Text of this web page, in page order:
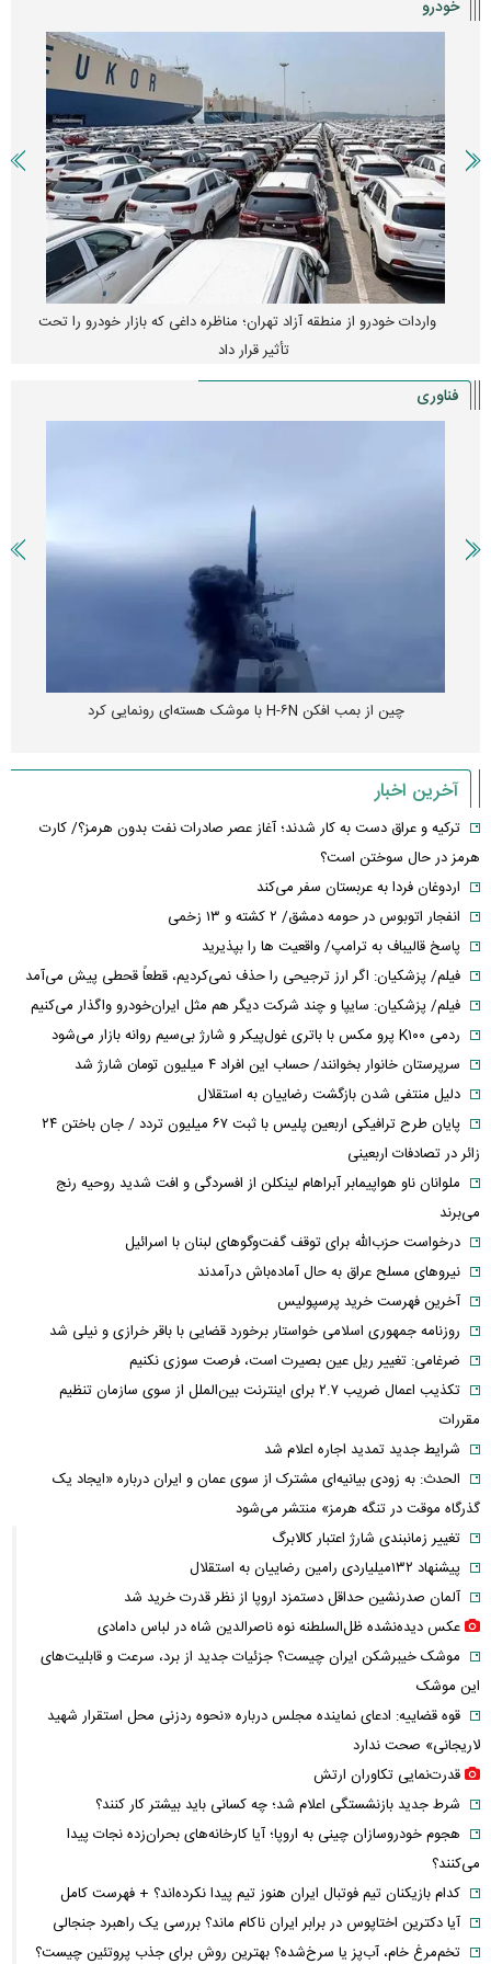
خودرو
واردات خودرو از منطقه آزاد تهران؛ مناظره داغی که بازار خودرو را تحت
تأثیر قرار داد
فناوری
چین از بمب افکن H-۶N با موشک هسته‌ای رونمایی کرد
آخرین اخبار
ترکیه و عراق دست به کار شدند؛ آغاز عصر صادرات نفت بدون هرمز؟/ کارت
هرمز در حال سوختن است؟
اردوغان فردا به عربستان سفر می‌کند
انفجار اتوبوس در حومه دمشق/ ۲ کشته و ۱۳ زخمی
پاسخ قالیباف به ترامپ/ واقعیت ها را بپذیرید
فیلم/ پزشکیان: اگر ارز ترجیحی را حذف نمی‌کردیم، قطعاً قحطی پیش می‌آمد
فیلم/ پزشکیان: سایپا و چند شرکت دیگر هم مثل ایران‌خودرو واگذار می‌کنیم
ردمی K۱۰۰ پرو مکس با باتری غول‌پیکر و شارژ بی‌سیم روانه بازار می‌شود
سرپرستان خانوار بخوانند/ حساب این افراد ۴ میلیون تومان شارژ شد
دلیل منتفی شدن بازگشت رضاییان به استقلال
پایان طرح ترافیکی اربعین پلیس با ثبت ۶۷ میلیون تردد / جان باختن ۲۴
زائر در تصادفات اربعینی
ملوانان ناو هواپیمابر آبراهام لینکلن از افسردگی و افت شدید روحیه رنج
می‌برند
درخواست حزب‌الله برای توقف گفت‌وگوهای لبنان با اسرائیل
نیروهای مسلح عراق به حال آماده‌باش درآمدند
آخرین فهرست خرید پرسپولیس
روزنامه جمهوری اسلامی خواستار برخورد قضایی با باقر خرازی و نیلی شد
ضرغامی: تغییر ریل عین بصیرت است، فرصت سوزی نکنیم
تکذیب اعمال ضریب ۲.۷ برای اینترنت بین‌الملل از سوی سازمان تنظیم
مقررات
شرایط جدید تمدید اجاره اعلام شد
الحدث: به زودی بیانیه‌ای مشترک از سوی عمان و ایران درباره «ایجاد یک
گذرگاه موقت در تنگه هرمز» منتشر می‌شود
تغییر زمانبندی‌ شارژ اعتبار کالابرگ
پیشنهاد ۱۳۲میلیاردی رامین رضاییان به استقلال
آلمان صدرنشین حداقل دستمزد اروپا از نظر قدرت خرید شد
عکس دیده‌نشده ظل‌السلطنه نوه ناصرالدین شاه در لباس دامادی
موشک خیبرشکن ایران چیست؟ جزئیات جدید از برد، سرعت و قابلیت‌های
این موشک
قوه قضاییه: ادعای نماینده مجلس درباره «نحوه ردزنی محل استقرار شهید
لاریجانی» صحت ندارد
قدرت‌نمایی تکاوران ارتش
شرط جدید بازنشستگی اعلام شد؛ چه کسانی باید بیشتر کار کنند؟
هجوم خودروسازان چینی به اروپا؛ آیا کارخانه‌های بحران‌زده نجات پیدا
می‌کنند؟
کدام بازیکنان تیم فوتبال ایران هنوز تیم پیدا نکرده‌اند؟ + فهرست کامل
آیا دکترین اختاپوس در برابر ایران ناکام ماند؟ بررسی یک راهبرد جنجالی
تخم‌مرغ خام، آب‌پز یا سرخ‌شده؟ بهترین روش برای جذب پروتئین چیست؟